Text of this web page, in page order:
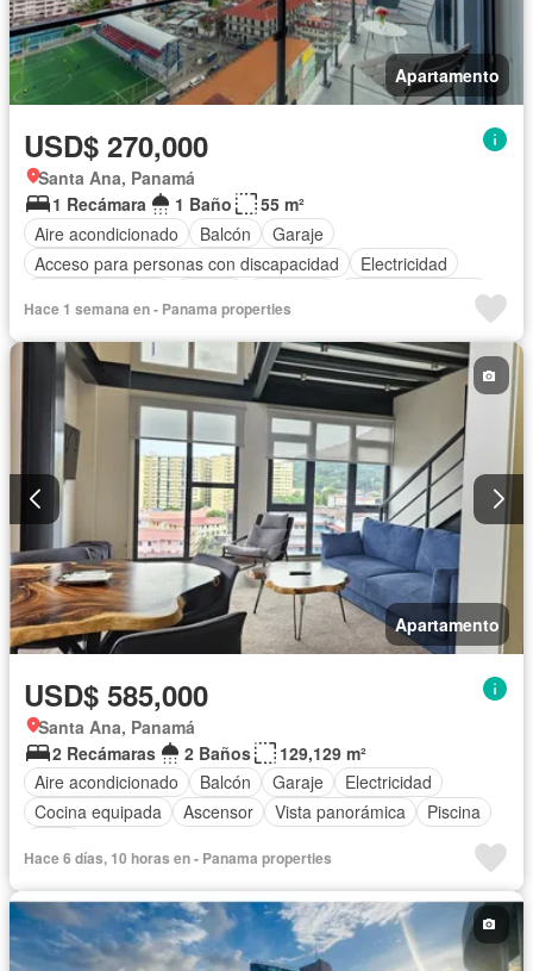
Apartamento
USD$ 270,000
Santa Ana, Panamá
1 Recámara
1 Baño
55 m²
Aire acondicionado
Balcón
Garaje
Acceso para personas con discapacidad
Electricidad
Vista panorámica
Seguridad
Piscina Agua
Hace 1 semana en - Panama properties
Apartamento
USD$ 585,000
Santa Ana, Panamá
2 Recámaras
2 Baños
129,129 m²
Aire acondicionado
Balcón Garaje
Electricidad
Cocina equipada
Ascensor Vista panorámica
Piscina
Hace 6 días, 10 horas en - Panama properties